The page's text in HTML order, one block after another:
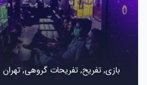
بازی,تفریح,تفریحات گروهی,تهران